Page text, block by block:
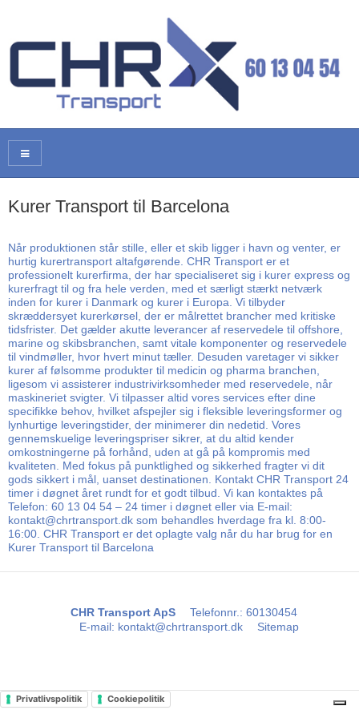
Kurer Transport til Barcelona
Når produktionen står stille, eller et skib ligger i havn og venter, er
hurtig kurertransport altafgørende. CHR Transport er et
professionelt kurerfirma, der har specialiseret sig i kurer express og
kurerfragt til og fra hele verden, med et særligt stærkt netværk
inden for kurer i Danmark og kurer i Europa. Vi tilbyder
skræddersyet kurerkørsel, der er målrettet brancher med kritiske
tidsfrister. Det gælder akutte leverancer af reservedele til offshore,
marine og skibsbranchen, samt vitale komponenter og reservedele
til vindmøller, hvor hvert minut tæller. Desuden varetager vi sikker
kurer af følsomme produkter til medicin og pharma branchen,
ligesom vi assisterer industrivirksomheder med reservedele, når
maskineriet svigter. Vi tilpasser altid vores services efter dine
specifikke behov, hvilket afspejler sig i fleksible leveringsformer og
lynhurtige leveringstider, der minimerer din nedetid. Vores
gennemskuelige leveringspriser sikrer, at du altid kender
omkostningerne på forhånd, uden at gå på kompromis med
kvaliteten. Med fokus på punktlighed og sikkerhed fragter vi dit
gods sikkert i mål, uanset destinationen. Kontakt CHR Transport 24
timer i døgnet året rundt for et godt tilbud. Vi kan kontaktes på
Telefon: 60 13 04 54 – 24 timer i døgnet eller via E-mail:
kontakt@chrtransport.dk som behandles hverdage fra kl. 8:00-
16:00. CHR Transport er det oplagte valg når du har brug for en
Kurer Transport til Barcelona
CHR Transport ApS Telefonnr.: 60130454
E-mail: kontakt@chrtransport.dk Sitemap
Privatlivspolitik Cookiepolitik